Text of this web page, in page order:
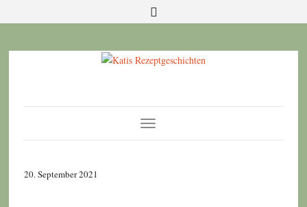
Toggle
Navigation
20. September 2021